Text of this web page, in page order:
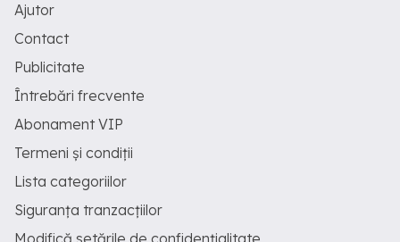
Ajutor
Contact
Publicitate
Întrebări frecvente
Abonament VIP
Termeni și condiții
Lista categoriilor
Siguranța tranzacțiilor
Modifică setările de confidențialitate